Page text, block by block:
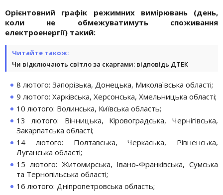
Орієнтовний графік режимних вимірювань (день,
коли не обмежуватимуть споживання
електроенергії) такий:
Читайте також:
Чи відключають світло за скаргами: відповідь ДТЕК
8 лютого: Запорізька, Донецька, Миколаївська області;
9 лютого: Харківська, Херсонська, Хмельницька області;
10 лютого: Волинська, Київська область;
13 лютого: Вінницька, Кіровоградська, Чернігівська,
Закарпатська області;
14 лютого: Полтавська, Черкаська, Рівненська,
Луганська області;
15 лютого: Житомирська, Івано-Франківська, Сумська
та Тернопільська області;
16 лютого: Дніпропетровська область;